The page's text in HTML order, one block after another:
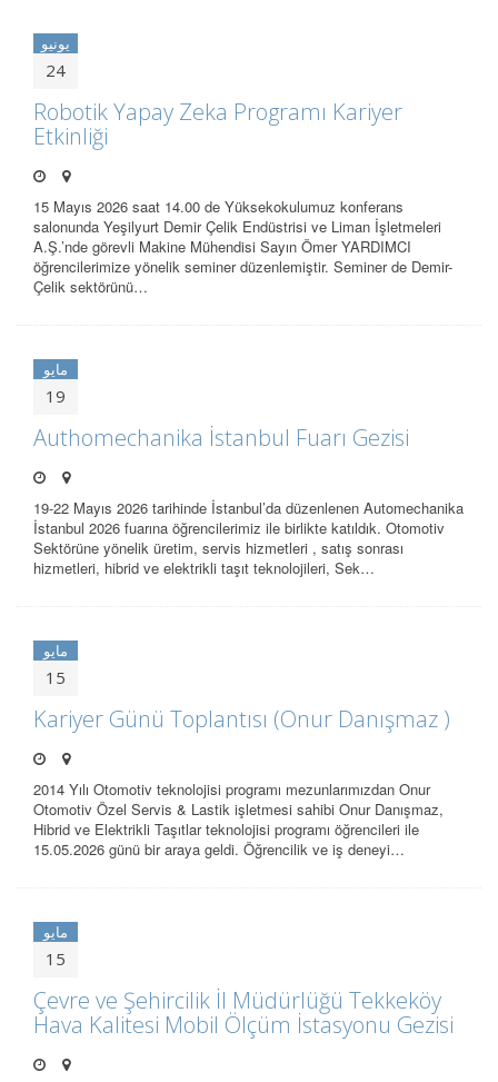
يونيو
24
Robotik Yapay Zeka Programı Kariyer
Etkinliği
15 Mayıs 2026 saat 14.00 de Yüksekokulumuz konferans
salonunda Yeşilyurt Demir Çelik Endüstrisi ve Liman İşletmeleri
A.Ş.’nde görevli Makine Mühendisi Sayın Ömer YARDIMCI
öğrencilerimize yönelik seminer düzenlemiştir. Seminer de Demir-
Çelik sektörünü…
مايو
19
Authomechanika İstanbul Fuarı Gezisi
19-22 Mayıs 2026 tarihinde İstanbul’da düzenlenen Automechanika
İstanbul 2026 fuarına öğrencilerimiz ile birlikte katıldık. Otomotiv
Sektörüne yönelik üretim, servis hizmetleri , satış sonrası
hizmetleri, hibrid ve elektrikli taşıt teknolojileri, Sek…
مايو
15
Kariyer Günü Toplantısı (Onur Danışmaz )
2014 Yılı Otomotiv teknolojisi programı mezunlarımızdan Onur
Otomotiv Özel Servis & Lastik işletmesi sahibi Onur Danışmaz,
Hibrid ve Elektrikli Taşıtlar teknolojisi programı öğrencileri ile
15.05.2026 günü bir araya geldi. Öğrencilik ve iş deneyi…
مايو
15
Çevre ve Şehircilik İl Müdürlüğü Tekkeköy
Hava Kalitesi Mobil Ölçüm İstasyonu Gezisi